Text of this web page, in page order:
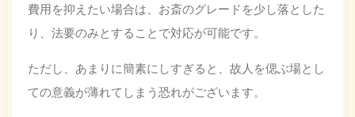
費用を抑えたい場合は、お斎のグレードを少し落とした
り、法要のみとすることで対応が可能です。
ただし、あまりに簡素にしすぎると、故人を偲ぶ場とし
ての意義が薄れてしまう恐れがございます。